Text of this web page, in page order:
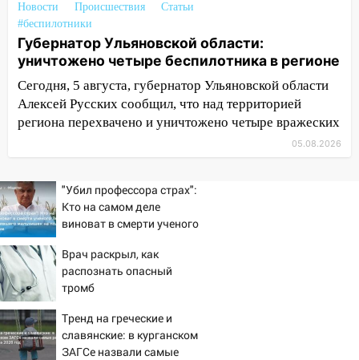
припаркованный автомобиль
12:37 Переезжал «зебру» на
велосипеде и попал под колеса
12:18 Вспыхнул изнутри: в
Железнодорожном районе горела дача
В Засвияжье под колёса авто
11:17
В Радищевском районе сгорели
хозяйственные постройки
11:00 В Канадее горел жилой дом
10:18
Губернатор Ульяновской области:
уничтожено четыре беспилотника в
регионе
10:00
В Ульяновске дотла сгорел
легковой автомобиль
Новости Происшествия
Статьи
#беспилотники
Губернатор Ульяновской области:
уничтожено четыре беспилотника в регионе
Сегодня, 5 августа, губернатор Ульяновской области
Алексей Русских сообщил, что над территорией
региона перехвачено и уничтожено четыре вражеских
05.08.2026
"Убил профессора страх":
Кто на самом деле
виноват в смерти ученого
мальчишек на поле с
горохом
Врач раскрыл, как
распознать опасный
тромб
Тренд на греческие и
славянские: в курганском
ЗАГСе назвали самые